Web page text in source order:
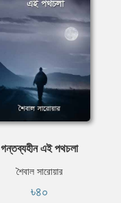
গন্তব্যহীন এই পথচলা
শৈবাল সারোয়ার
৳৪০